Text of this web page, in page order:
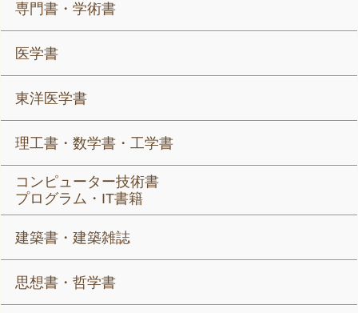
専門書・学術書
医学書
東洋医学書
理工書・数学書・工学書
コンピューター技術書
プログラム・IT書籍
建築書・建築雑誌
思想書・哲学書